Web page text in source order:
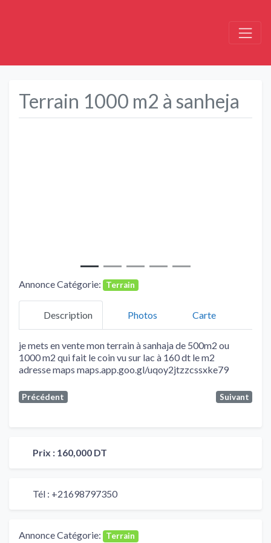
Terrain 1000 m2 à sanheja
Annonce Catégorie: Terrain
Description Photos Carte
je mets en vente mon terrain à sanhaja de 500m2 ou
1000 m2 qui fait le coin vu sur lac à 160 dt le m2
adresse maps maps.app.goo.gl/uqoy2jtzzcssxke79
Précédent Suivant
Prix : 160,000 DT
Tél : +21698797350
Annonce Catégorie: Terrain